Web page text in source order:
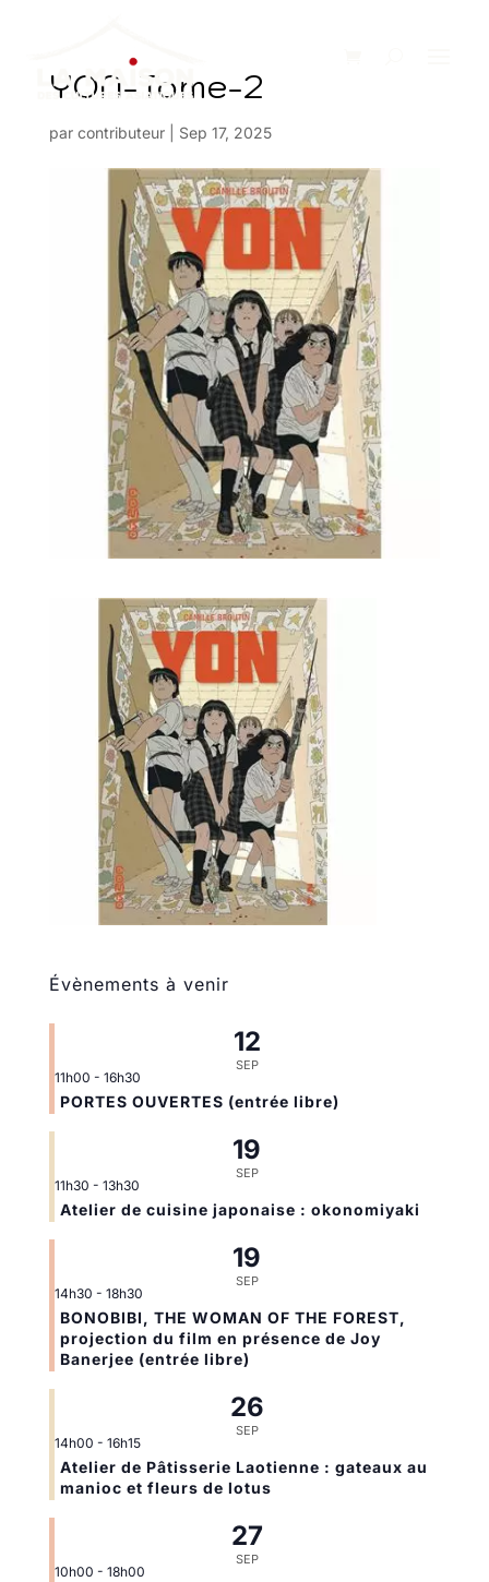
YON-Tome-2
par contributeur| Sep 17, 2025
Évènements à venir
12
SEP
11h00 - 16h30
PORTES OUVERTES (entrée libre)
19
SEP
11h30 - 13h30
Atelier de cuisine japonaise : okonomiyaki
19
SEP
14h30 - 18h30
BONOBIBI, THE WOMAN OF THE FOREST,
projection du film en présence de Joy
Banerjee (entrée libre)
26
SEP
14h00 - 16h15
Atelier de Pâtisserie Laotienne : gateaux au
manioc et fleurs de lotus
27
SEP
10h00 - 18h00